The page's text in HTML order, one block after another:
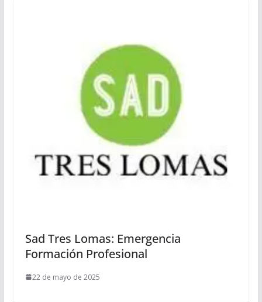
Sad Tres Lomas: Emergencia
Formación Profesional
22 de mayo de 2025